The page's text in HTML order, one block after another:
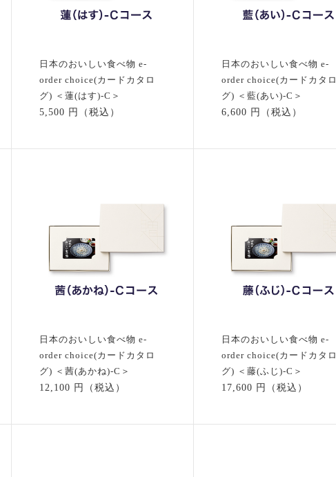
日本のおいしい食べ物 e-
order choice(カードカタロ
グ) ＜蓮(はす)-C＞
5,500 円（税込）
日本のおいしい食べ物 e-
order choice(カードカタロ
グ) ＜藍(あい)-C＞
6,600 円（税込）
日本のおいしい食べ物 e-
order choice(カードカタロ
グ) ＜茜(あかね)-C＞
12,100 円（税込）
日本のおいしい食べ物 e-
order choice(カードカタロ
グ) ＜藤(ふじ)-C＞
17,600 円（税込）